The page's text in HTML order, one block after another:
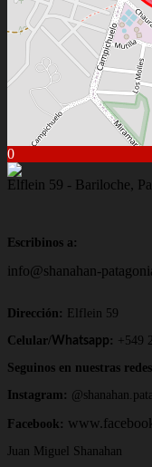
0
Elflein 59 - Bariloche,
Escribinos a:
info@shanahan-
Dirección:
Elflein 59
Celular/Whatsapp : +549
Seguinos en nuestras
Instagram:
Facebook:
Juan Miguel Shanahan